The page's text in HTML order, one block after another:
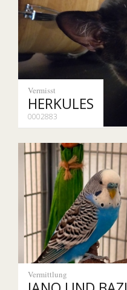
Vermisst
HERKULES
0002883
Vermittlung